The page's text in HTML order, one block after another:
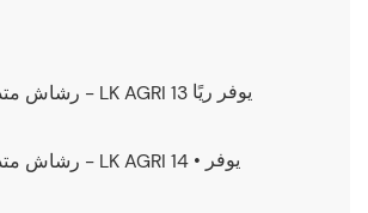
• يوفر